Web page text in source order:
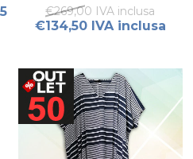
€269,00 IVA inclusa
€134,50 IVA inclusa